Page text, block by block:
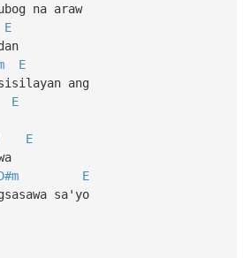
na araw
E
E
ang
E
E
E
sa'yo